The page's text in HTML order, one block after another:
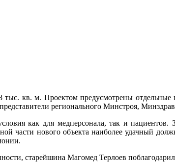
тыс. кв. м. Проектом предусмотрены
регионального Минстроя,
как для медперсонала, так и
части нового объекта наиболее удачный
старейшина Магомед Терлоев